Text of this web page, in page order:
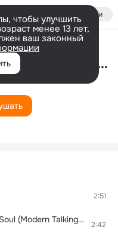
Войти
чтобы улучшить
менее 13 лет,
ваш законный
Болею Тобой (Kissloyd Remix)
2:51
You're My Heart, You're My Soul (Modern Talking Cover) 2:42